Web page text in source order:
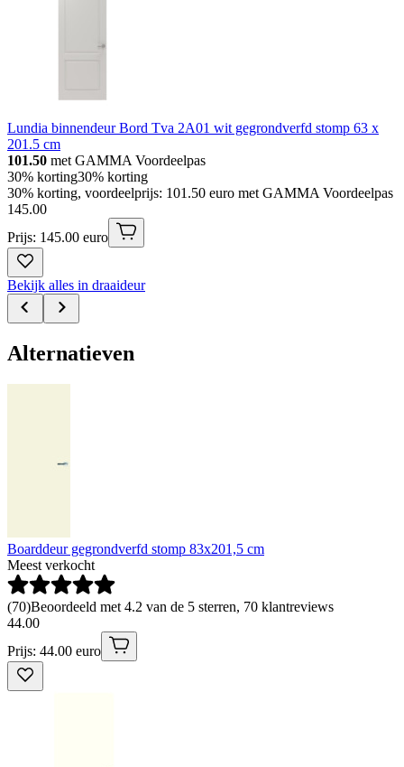
Lundia binnendeur Bord Tva 2A01 wit gegrondverfd stomp 63 x
201.5 cm
101.50 met GAMMA Voordeelpas
30% korting30% korting
30% korting, voordeelprijs: 101.50 euro met GAMMA Voordeelpas
145.00
Prijs: 145.00 euro
Bekijk alles in draaideur
Alternatieven
Boarddeur gegrondverfd stomp 83x201,5 cm
Meest verkocht
(70)Beoordeeld met 4.2 van de 5 sterren, 70 klantreviews
44.00
Prijs: 44.00 euro